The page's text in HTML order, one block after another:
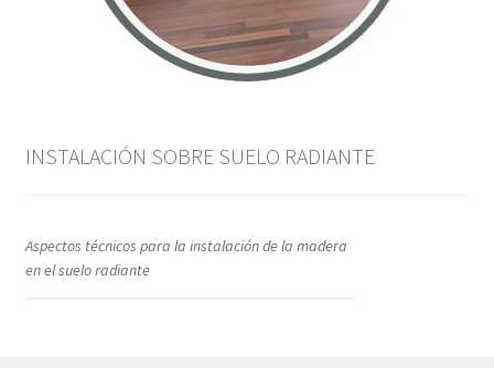
INSTALACIÓN SOBRE SUELO RADIANTE
Aspectos técnicos para la instalación de la madera
en el suelo radiante